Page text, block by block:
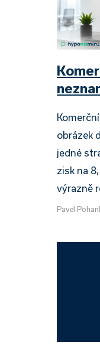
obrázek
jedné
zisk na
výrazně
Pavel